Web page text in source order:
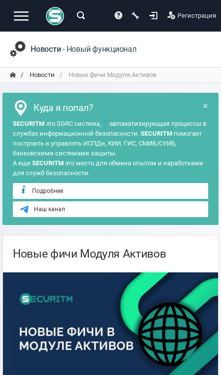
Регистрация
Новости- Новый функционал
Новости Новые фичи Модуля Активов
×
Куда я попал?
SECURITM это SGRC система, ?
автоматизирующая процессы в
службах информационной безопасности. SECURITM помогает
построить и управлять ИСПДн, КИИ, ГИС, СМИБ/СУИБ,
банковскими системами защиты.
А еще SECURITM это место для обмена опытом и наработками
для служб безопасности.
Подробнее
Наш канал
Новые фичи Модуля Активов